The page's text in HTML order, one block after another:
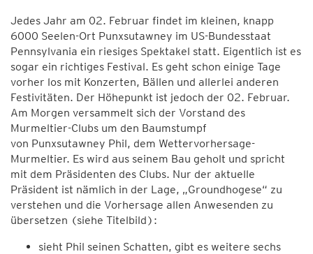
Jedes Jahr am 02. Februar findet im kleinen, knapp
6000 Seelen-Ort Punxsutawney im US-Bundesstaat
Pennsylvania ein riesiges Spektakel statt. Eigentlich ist es
sogar ein richtiges Festival. Es geht schon einige Tage
vorher los mit Konzerten, Bällen und allerlei anderen
Festivitäten. Der Höhepunkt ist jedoch der 02. Februar.
Am Morgen versammelt sich der Vorstand des
Murmeltier-Clubs um den Baumstumpf
von Punxsutawney Phil, dem Wettervorhersage-
Murmeltier. Es wird aus seinem Bau geholt und spricht
mit dem Präsidenten des Clubs. Nur der aktuelle
Präsident ist nämlich in der Lage, „Groundhogese“ zu
verstehen und die Vorhersage allen Anwesenden zu
übersetzen (siehe Titelbild):
sieht Phil seinen Schatten, gibt es weitere sechs